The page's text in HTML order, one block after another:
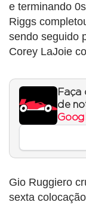
e terminando
Riggs
sendo seguido
Corey LaJoie
Faça
de
Gio Ruggiero
sexta